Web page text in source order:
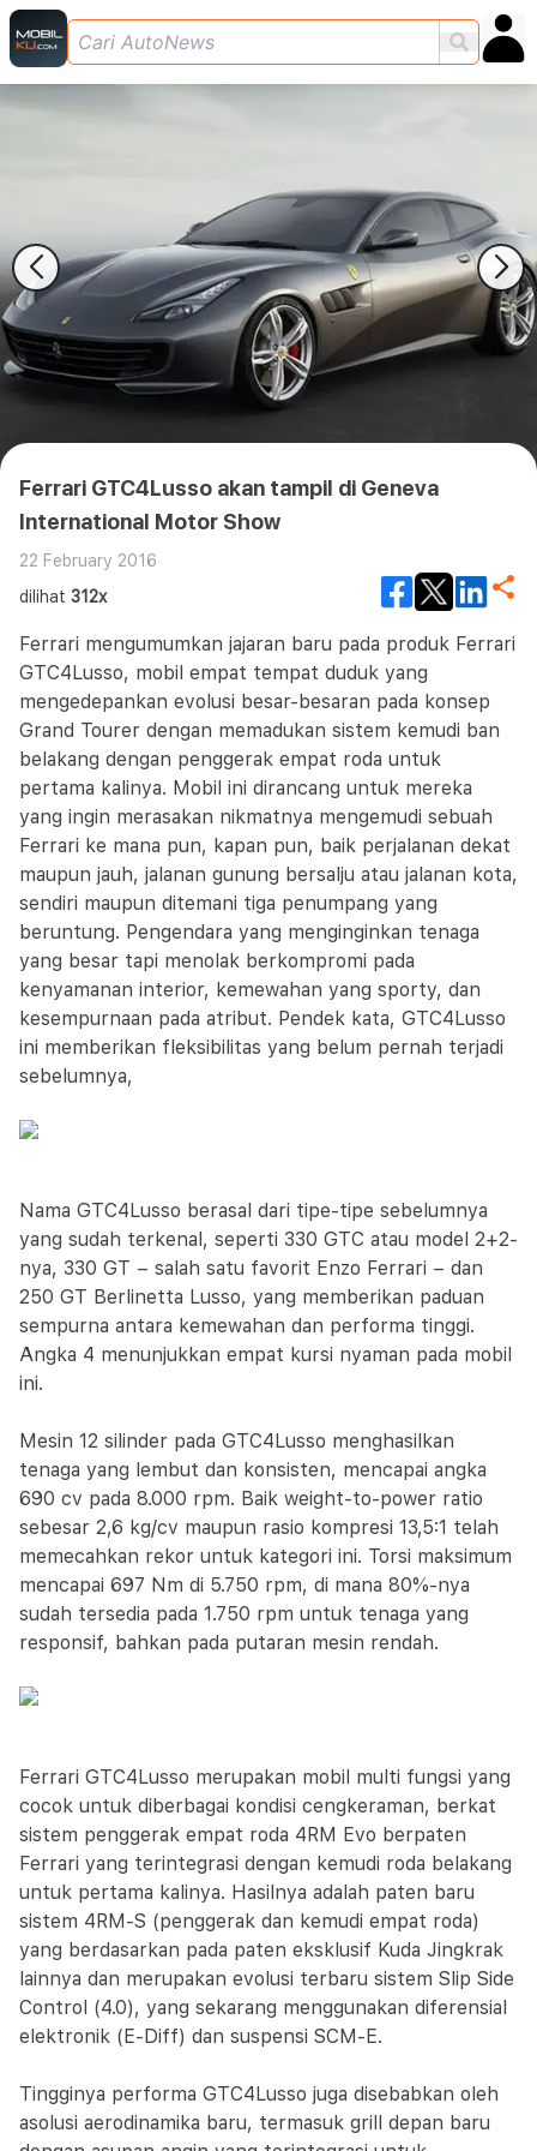
Ferrari GTC4Lusso akan tampil di Geneva
International Motor Show
22 February 2016
dilihat 312x
Ferrari mengumumkan jajaran baru pada produk Ferrari
GTC4Lusso, mobil empat tempat duduk yang
mengedepankan evolusi besar-besaran pada konsep
Grand Tourer dengan memadukan sistem kemudi ban
belakang dengan penggerak empat roda untuk
pertama kalinya. Mobil ini dirancang untuk mereka
yang ingin merasakan nikmatnya mengemudi sebuah
Ferrari ke mana pun, kapan pun, baik perjalanan dekat
maupun jauh, jalanan gunung bersalju atau jalanan kota,
sendiri maupun ditemani tiga penumpang yang
beruntung. Pengendara yang menginginkan tenaga
yang besar tapi menolak berkompromi pada
kenyamanan interior, kemewahan yang sporty, dan
kesempurnaan pada atribut. Pendek kata, GTC4Lusso
ini memberikan fleksibilitas yang belum pernah terjadi
sebelumnya,
Nama GTC4Lusso berasal dari tipe-tipe sebelumnya
yang sudah terkenal, seperti 330 GTC atau model 2+2-
nya, 330 GT – salah satu favorit Enzo Ferrari – dan
250 GT Berlinetta Lusso, yang memberikan paduan
sempurna antara kemewahan dan performa tinggi.
Angka 4 menunjukkan empat kursi nyaman pada mobil
ini.
Mesin 12 silinder pada GTC4Lusso menghasilkan
tenaga yang lembut dan konsisten, mencapai angka
690 cv pada 8.000 rpm. Baik weight-to-power ratio
sebesar 2,6 kg/cv maupun rasio kompresi 13,5:1 telah
memecahkan rekor untuk kategori ini. Torsi maksimum
mencapai 697 Nm di 5.750 rpm, di mana 80%-nya
sudah tersedia pada 1.750 rpm untuk tenaga yang
responsif, bahkan pada putaran mesin rendah.
Ferrari GTC4Lusso merupakan mobil multi fungsi yang
cocok untuk diberbagai kondisi cengkeraman, berkat
sistem penggerak empat roda 4RM Evo berpaten
Ferrari yang terintegrasi dengan kemudi roda belakang
untuk pertama kalinya. Hasilnya adalah paten baru
sistem 4RM-S (penggerak dan kemudi empat roda)
yang berdasarkan pada paten eksklusif Kuda Jingkrak
lainnya dan merupakan evolusi terbaru sistem Slip Side
Control (4.0), yang sekarang menggunakan diferensial
elektronik (E-Diff) dan suspensi SCM-E.
Tingginya performa GTC4Lusso juga disebabkan oleh
asolusi aerodinamika baru, termasuk grill depan baru